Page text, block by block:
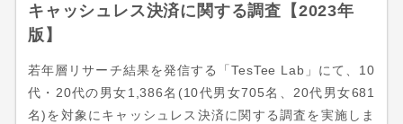
キャッシュレス決済に関する調査【2023年
版】
若年層リサーチ結果を発信する「TesTee Lab」にて、10
代・20代の男女1,386名(10代男女705名、20代男女681
名)を対象にキャッシュレス決済に関する調査を実施しま